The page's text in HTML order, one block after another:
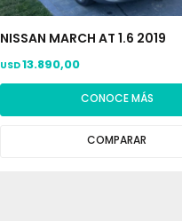
NISSAN MARCH AT 1.6 2019
USD13.890,00
CONOCE MÁS
COMPARAR